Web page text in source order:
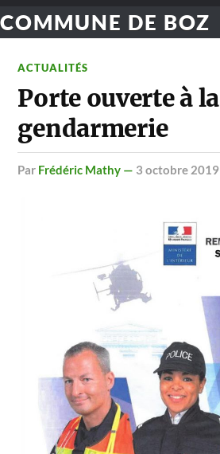
COMMUNE DE BOZ
ACTUALITÉS
Porte ouverte à la
gendarmerie
par Frédéric Mathy — 3 octobre 2019